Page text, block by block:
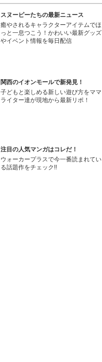
スヌーピーたちの最新ニュース
癒やされるキャラクターアイテムでほ
っと一息つこう！かわいい最新グッズ
やイベント情報を毎日配信
関西のイオンモールで新発見！
子どもと楽しめる新しい遊び方をママ
ライター達が現地から最新リポ！
注目の人気マンガはコレだ！
ウォーカープラスで今一番読まれてい
る話題作をチェック!!